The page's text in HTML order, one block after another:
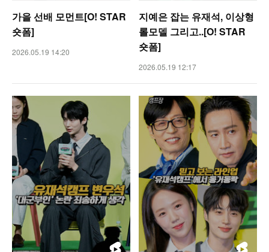
가을 선배 모먼트[O! STAR
숏폼]
2026.05.19 14:20
지예은 잡는 유재석, 이상형
롤모델 그리고..[O! STAR
숏폼]
2026.05.19 12:17